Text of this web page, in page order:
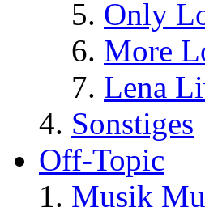
Only
More
Lena
Sonstiges
Off-Topic
Musik